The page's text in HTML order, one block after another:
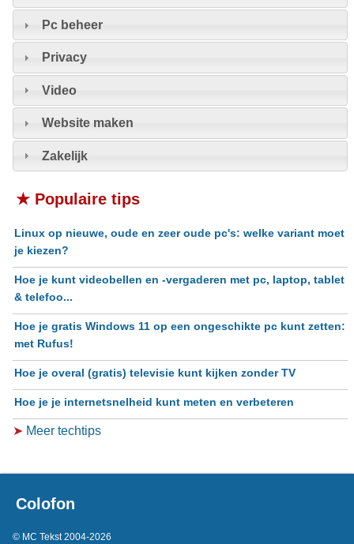
Pc beheer
Privacy
Video
Website maken
Zakelijk
★ Populaire tips
Linux op nieuwe, oude en zeer oude pc's: welke variant moet
je kiezen?
Hoe je kunt videobellen en -vergaderen met pc, laptop, tablet
& telefoo...
Hoe je gratis Windows 11 op een ongeschikte pc kunt zetten:
met Rufus!
Hoe je overal (gratis) televisie kunt kijken zonder TV
Hoe je je internetsnelheid kunt meten en verbeteren
➤ Meer techtips
Colofon
© MC Tekst 2004-2026